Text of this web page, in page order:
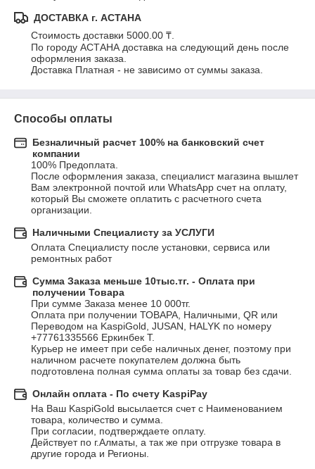
ДОСТАВКА г. АСТАНА
Стоимость доставки 5000.00 ₸.
По городу АСТАНА доставка на следующий день после
оформления заказа.
Доставка Платная - не зависимо от суммы заказа.
Способы оплаты
Безналичный расчет 100% на банковский счет
компании
100% Предоплата.
После оформления заказа, специалист магазина вышлет
Вам электронной почтой или WhatsApp счет на оплату,
который Вы сможете оплатить с расчетного счета
организации.
Наличными Специалисту за УСЛУГИ
Оплата Специалисту после установки, сервиса или
ремонтных работ
Сумма Заказа меньше 10тыс.тг. - Оплата при
получении Товара
При сумме Заказа менее 10 000тг.
Оплата при получении ТОВАРА, Наличными, QR или
Переводом на KaspiGold, JUSAN, HALYK по номеру
+77761335566 Еркинбек Т.
Курьер не имеет при себе наличных денег, поэтому при
наличном расчете покупателем должна быть
подготовлена полная сумма оплаты за товар без сдачи.
Онлайн оплата - По счету KaspiPay
На Ваш KaspiGold высылается счет с Наименованием
товара, количество и сумма.
При согласии, подтверждаете оплату.
Действует по г.Алматы, а так же при отгрузке товара в
другие города и Регионы.